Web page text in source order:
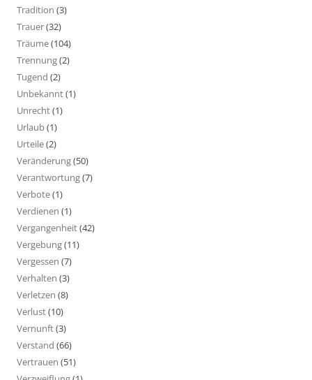
Tradition (3)
Trauer(32)
Träume(104)
Trennung(2)
Tugend (2)
Unbekannt(1)
Unrecht(1)
Urlaub(1)
Urteile(2)
Veränderung(50)
Verantwortung(7)
Verbote(1)
Verdienen (1)
Vergangenheit(42)
Vergebung(11)
Vergessen (7)
Verhalten (3)
Verletzen (8)
Verlust(10)
Vernunft(3)
Verstand (66)
Vertrauen (51)